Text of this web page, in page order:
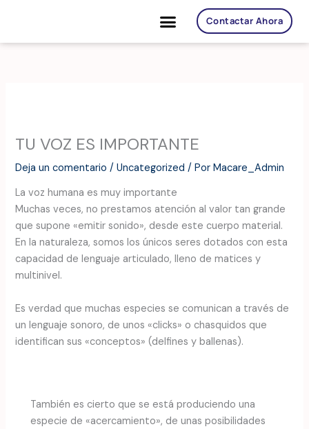
contenido
Contactar Ahora
TU VOZ ES IMPORTANTE
Deja un comentario /Uncategorized / PorMacare_Admin
La voz humana es muy importante
Muchas veces, no prestamos atención al valor tan grande
que supone «emitir sonido», desde este cuerpo material.
En la naturaleza, somos los únicos seres dotados con esta
capacidad de lenguaje articulado, lleno de matices y
multinivel.
Es verdad que muchas especies se comunican a través de
un lenguaje sonoro, de unos «clicks» o chasquidos que
identifican sus «conceptos» (delfines y ballenas).
También es cierto que se está produciendo una
especie de «acercamiento», de unas posibilidades